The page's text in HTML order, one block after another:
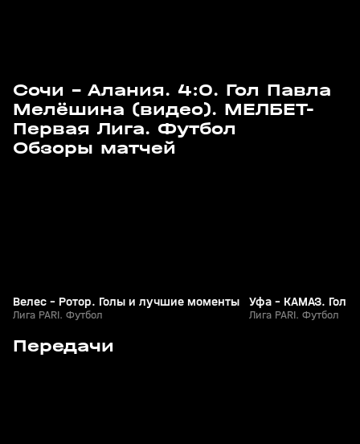
Сочи - Алания. 4:0. Гол Павла
Мелёшина (видео). МЕЛБЕТ-
Первая Лига. Футбол
Обзоры матчей
03 авг, 23:57
Велес - Ротор. Голы и лучшие моменты
Лига PARI. Футбол
Уфа - КАМАЗ.
Лига PARI. Футбол
Передачи
05 авг, 00:16